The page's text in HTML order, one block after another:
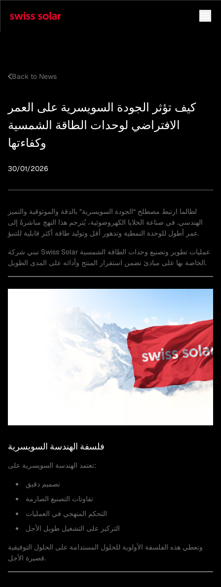
Back to News
كيف تؤثر الجودة السويسرية على العمر
الافتراضي لوحدات الطاقة الشمسية
وكفاءتها
30/01/2026
لطالما ارتبط مصطلح “الجودة السويسرية” بالدقة والموثوقية والتميز
الهندسي. في صناعة الخلايا الكهروضوئية، يُترجم هذا النهج مباشرةً إلى
عمر أطول للوحدة النمطية وتدهور أقل وتوليد طاقة أكثر قابلية للتنبؤ.
تبني شركة Swiss Solar عمليات تطوير وتصنيع وحدات الطاقة الشمسية
الخاصة بها على مبادئ تضمن استقرار المنتج وأدائه على المدى الطويل.
فلسفة الهندسة السويسرية
تعتمد الهندسة السويسرية على:
تصميم دقيق
تفاوتات التصنيع الصارمة
التحكم المنهجي في العمليات
التركيز على التشغيل طويل الأجل
وتعطي هذه الفلسفة الأولوية للحلول المستدامة على الحلول التوفيقية
قصيرة الأجل.